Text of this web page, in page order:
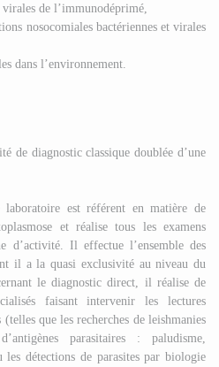
de l’immunodéprimé,
nosocomiales bactériennes et virales
dans l’environnement.
de diagnostic classique doublée d’une
est référent en matière de
et réalise tous les examens
d’activité. Il effectue l’ensemble des
il a la quasi exclusivité au niveau du
le diagnostic direct, il réalise de
faisant intervenir les lectures
que les recherches de leishmanies
parasitaires : paludisme,
détections de parasites par biologie